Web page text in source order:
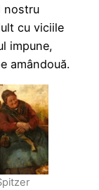
nostru
cu viciile
impune,
amândouă.